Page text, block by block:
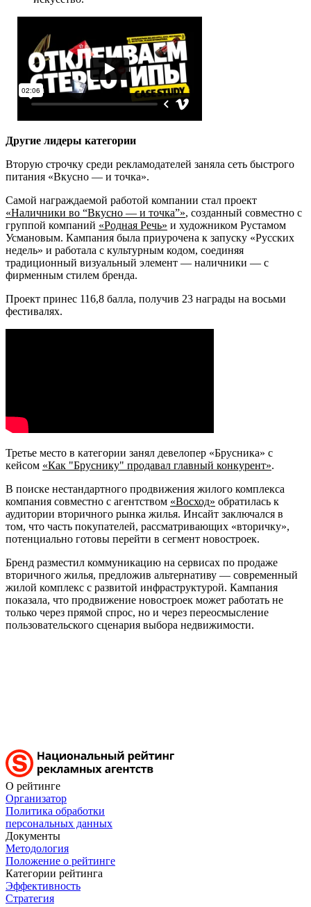
Другие лидеры категории
Вторую строчку среди рекламодателей заняла сеть быстрого
питания «Вкусно — и точка».
Самой награждаемой работой компании стал проект
«Наличники во “Вкусно — и точка”», созданный совместно с
группой компаний «Родная Речь» и художником Рустамом
Усмановым. Кампания была приурочена к запуску «Русских
недель» и работала с культурным кодом, соединяя
традиционный визуальный элемент — наличники — с
фирменным стилем бренда.
Проект принес 116,8 балла, получив 23 награды на восьми
фестивалях.
Третье место в категории занял девелопер «Брусника» с
кейсом «Как "Бруснику" продавал главный конкурент».
В поиске нестандартного продвижения жилого комплекса
компания совместно с агентством «Восход» обратилась к
аудитории вторичного рынка жилья. Инсайт заключался в
том, что часть покупателей, рассматривающих «вторичку»,
потенциально готовы перейти в сегмент новостроек.
Бренд разместил коммуникацию на сервисах по продаже
вторичного жилья, предложив альтернативу — современный
жилой комплекс с развитой инфраструктурой. Кампания
показала, что продвижение новостроек может работать не
только через прямой спрос, но и через переосмысление
пользовательского сценария выбора недвижимости.
О рейтинге
Организатор
Политика обработки
персональных данных
Документы
Методология
Положение о рейтинге
Категории рейтинга
Эффективность
Стратегия